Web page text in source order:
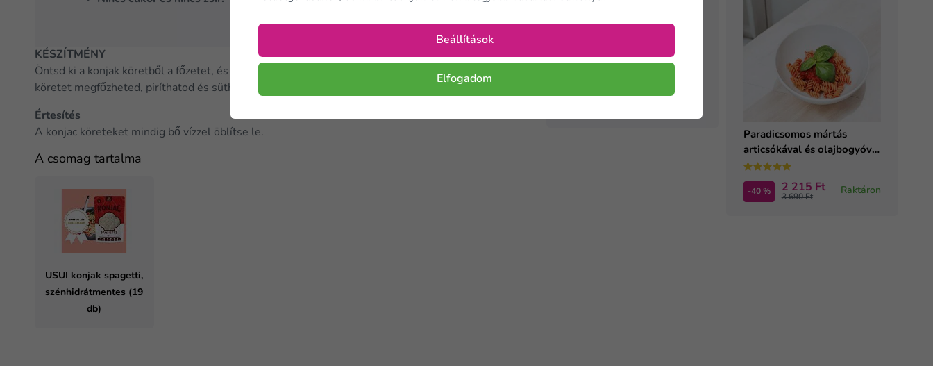
KÉSZÍTMÉNY
Öntsd ki a konjak köretből a főzetet, és alaposan öblítsd le vízzel. Ezután már fogyasztható. A konjak
köretet megfőzheted, piríthatod és sütheted is.
Értesítés
A konjac köreteket mindig bő vízzel öblítse le.
A csomag tartalma
USUI konjak spagetti,
szénhidrátmentes (19
db)
gombával - készétel (1
2 695 Ft
Paradicsomos mártás
articsókával és olajbogyóval
(4 adag)
-40 % 2 215 Ft
3 690 Ft
Raktáron
Beállítások
Elfogadom